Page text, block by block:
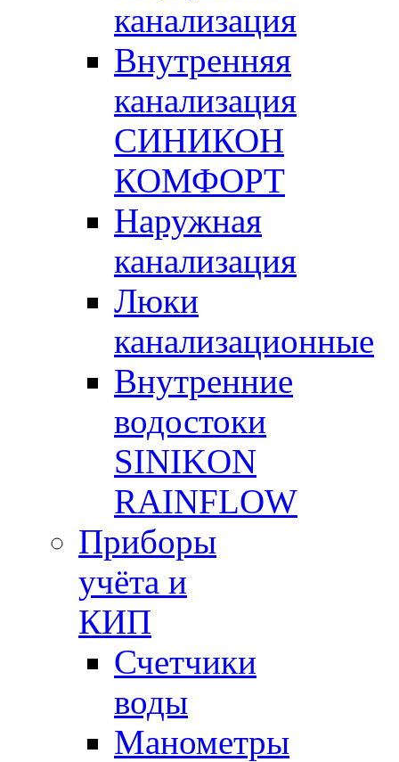
канализация
Внутренняя
канализация
СИНИКОН
КОМФОРТ
Наружная
канализация
Люки
канализационные
Внутренние
водостоки
SINIKON
RAINFLOW
Приборы
учёта и
КИП
Счетчики
воды
Манометры